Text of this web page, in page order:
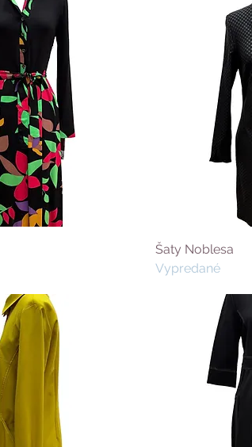
Šaty Noblesa
Vypredané